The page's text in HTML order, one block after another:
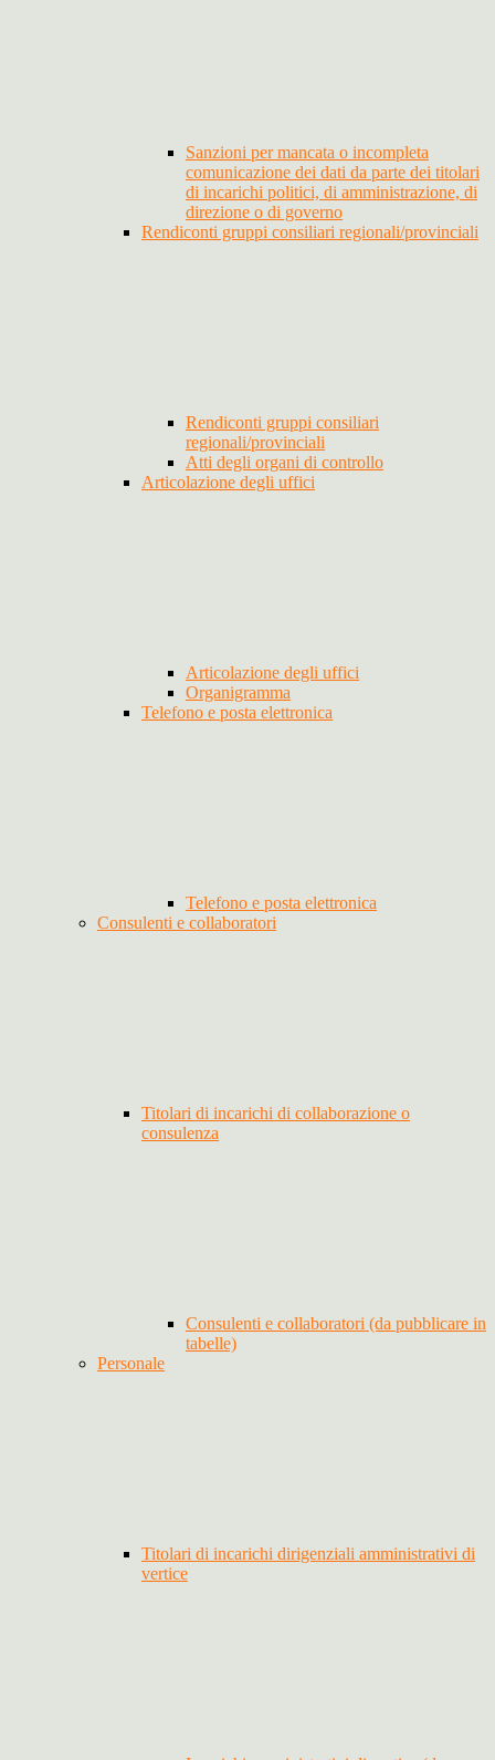
Sanzioni per mancata o incompleta
comunicazione dei dati da parte dei titolari
di incarichi politici, di amministrazione, di
direzione o di governo
Rendiconti gruppi consiliari regionali/provinciali
Rendiconti gruppi consiliari
regionali/provinciali
Atti degli organi di controllo
Articolazione degli uffici
Articolazione degli uffici
Organigramma
Telefono e posta elettronica
Telefono e posta elettronica
Consulenti e collaboratori
Titolari di incarichi di collaborazione o
consulenza
Consulenti e collaboratori (da pubblicare in
tabelle)
Personale
Titolari di incarichi dirigenziali amministrativi di
vertice